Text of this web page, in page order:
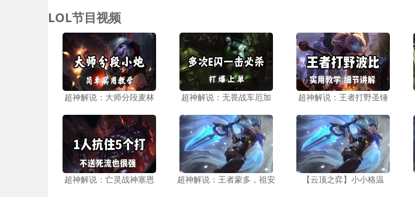
LOL节目视频
超神解说：大师分段麦林 超神解说：无畏战车厄加 超神解说：王者打野圣锤
超神解说：亡灵战神塞恩 超神解说：王者蒙多，祖安 【云顶之弈】小小格温